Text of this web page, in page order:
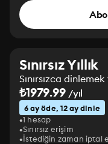
Sınırsız Yıllık
Sınırsızca
₺1979.99/yıl
6 ay öde, 12 ay dinle
1 hesap
Sınırsız erişim
İstediğin zaman iptal